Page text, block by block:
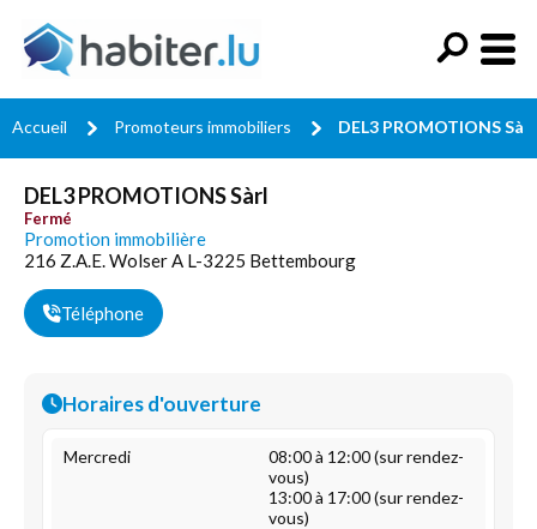
Accueil Promoteurs immobiliers DEL3 PROMOTIONS Sàrl
DEL3 PROMOTIONS Sàrl
Fermé
Promotion immobilière
216 Z.A.E. Wolser A L-3225 Bettembourg
Téléphone
Horaires d'ouverture
Mercredi
08:00 à 12:00 (sur rendez-
vous)
13:00 à 17:00 (sur rendez-
vous)